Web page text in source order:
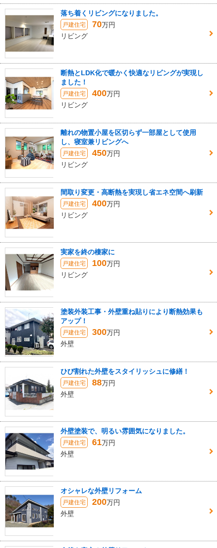
落ち着くリビングになりました。
戸建住宅 70万円
リビング
断熱とLDK化で暖かく快適なリビングが実現し
ました！
戸建住宅 400万円
リビング
離れの物置小屋を区切らず一部屋として使用
し、寝室兼リビングへ
戸建住宅 450万円
リビング
間取り変更・高断熱を実現し省エネ空間へ刷新
戸建住宅 400万円
リビング
実家を終の棲家に
戸建住宅 100万円
リビング
塗装外装工事・外壁重ね貼りにより断熱効果も
アップ！
戸建住宅 300万円
外壁
ひび割れた外壁をスタイリッシュに修繕！
戸建住宅 88万円
外壁
外壁塗装で、明るい雰囲気になりました。
戸建住宅 61万円
外壁
オシャレな外壁リフォーム
戸建住宅 200万円
外壁